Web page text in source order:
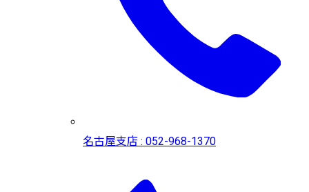
名古屋支店 : 052-968-1370